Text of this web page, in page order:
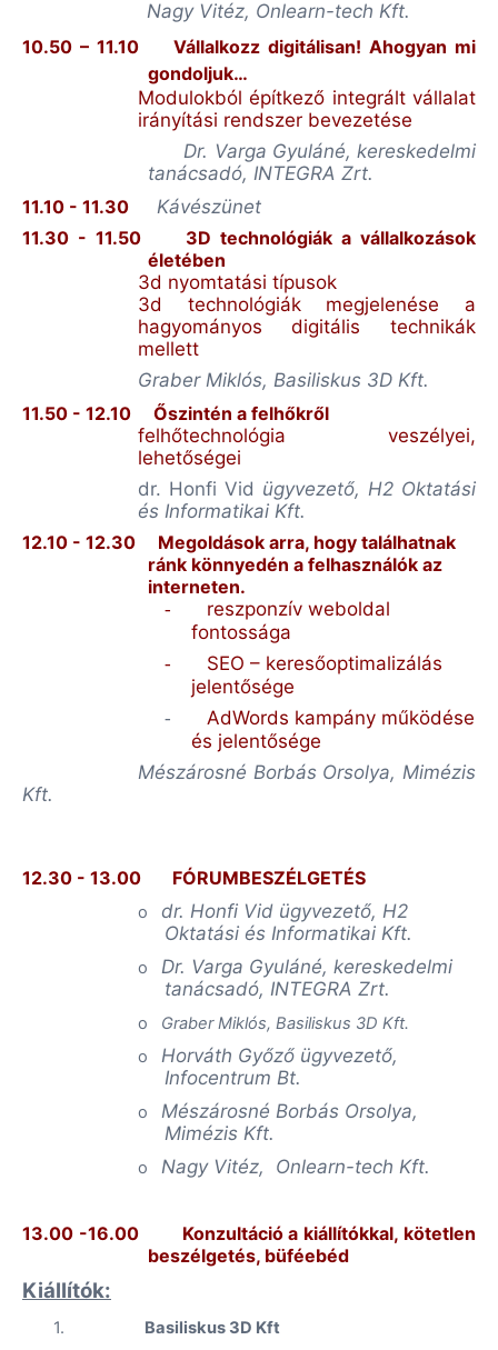
Nagy Vitéz, Onlearn-tech Kft.
10.50 – 11.10
Vállalkozz digitálisan! Ahogyan mi
gondoljuk…
Modulokból építkező integrált vállalat
irányítási rendszer bevezetése
Dr. Varga Gyuláné, kereskedelmi
tanácsadó, INTEGRAZrt.
11.10 - 11.30
Kávészünet
11.30 - 11.50
3D technológiák a vállalkozások
életében
3d nyomtatási típusok
3d technológiák megjelenése a
hagyományos digitális technikák
mellett
GraberMiklós, Basiliskus3D Kft.
11.50 - 12.10
Őszintén a felhőkről
felhőtechnológia veszélyei,
lehetőségei
dr. Honfi Vid ügyvezető, H2 Oktatási
és Informatikai Kft.
12.10 - 12.30
Megoldások arra, hogy találhatnak
ránk könnyedén a felhasználók az
interneten.
- reszponzívweboldal
fontossága
-
SEO – keresőoptimalizálás
jelentősége
- AdWords kampány működése
és jelentősége
Mészárosné Borbás Orsolya, Mimézis
Kft.
12.30 - 13.00 FÓRUMBESZÉLGETÉS
o
dr. Honfi Vid ügyvezető, H2
Oktatási és Informatikai Kft.
o
Dr. Varga Gyuláné, kereskedelmi
tanácsadó, INTEGRA Zrt.
o GraberMiklós, Basiliskus 3D Kft.
o
Horváth Győző ügyvezető,
Infocentrum Bt.
o
Mészárosné Borbás Orsolya,
Mimézis Kft.
o Nagy Vitéz, Onlearn-tech Kft.
13.00 -16.00
Konzultáció a kiállítókkal, kötetlen
beszélgetés, büféebéd
Kiállítók:
1. Basiliskus 3D Kft